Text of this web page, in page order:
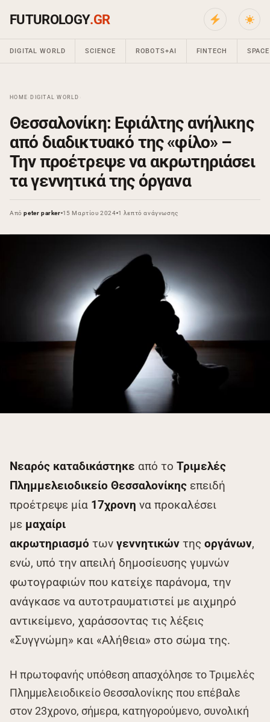
FUTUROLOGY.GR
DIGITAL WORLD SCIENCE ROBOTS+AI FINTECH SPACE
HOME DIGITAL WORLD
Θεσσαλονίκη: Eφιάλτης ανήλικης
από διαδικτυακό της «φίλο» –
Την προέτρεψε να ακρωτηριάσει
τα γεννητικά της όργανα
Απόpeter parker 15 Μαρτίου 2024 1 λεπτό ανάγνωσης
Νεαρός καταδικάστηκε από το Τριμελές
Πλημμελειοδικείο Θεσσαλονίκης επειδή
προέτρεψε μία 17χρονη να προκαλέσει
με μαχαίρι
ακρωτηριασμό των γεννητικών της οργάνων,
ενώ, υπό την απειλή δημοσίευσης γυμνών
φωτογραφιών που κατείχε παράνομα, την
ανάγκασε να αυτοτραυματιστεί με αιχμηρό
αντικείμενο, χαράσσοντας τις λέξεις
«Συγγνώμη» και «Αλήθεια» στο σώμα της.
Η πρωτοφανής υπόθεση απασχόλησε το Τριμελές
Πλημμελειοδικείο Θεσσαλονίκης που επέβαλε
στον 23χρονο, σήμερα, κατηγορούμενο, συνολική